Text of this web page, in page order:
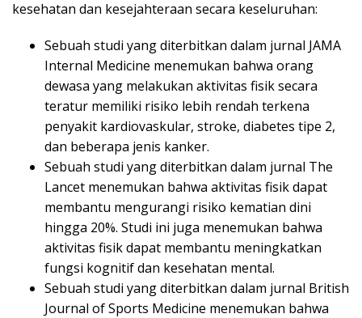
kesehatan dan kesejahteraan secara keseluruhan:
Sebuah studi yang diterbitkan dalam jurnal JAMA
Internal Medicine menemukan bahwa orang
dewasa yang melakukan aktivitas fisik secara
teratur memiliki risiko lebih rendah terkena
penyakit kardiovaskular, stroke, diabetes tipe 2,
dan beberapa jenis kanker.
Sebuah studi yang diterbitkan dalam jurnal The
Lancet menemukan bahwa aktivitas fisik dapat
membantu mengurangi risiko kematian dini
hingga 20%. Studi ini juga menemukan bahwa
aktivitas fisik dapat membantu meningkatkan
fungsi kognitif dan kesehatan mental.
Sebuah studi yang diterbitkan dalam jurnal British
Journal of Sports Medicine menemukan bahwa